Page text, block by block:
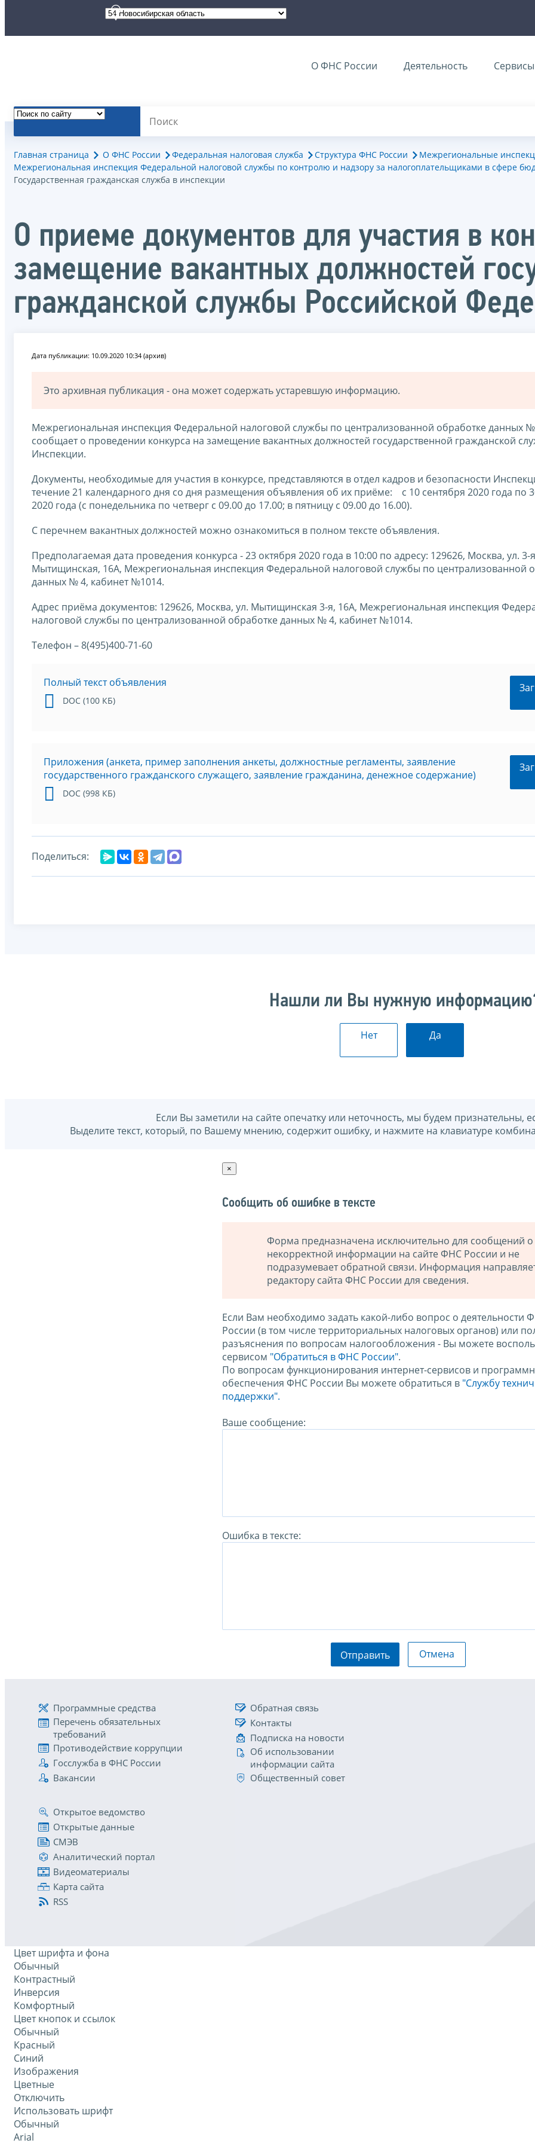
О ФНС России Деятельность Сервисы
Главная страница О ФНС России Федеральная налоговая служба Структура ФНС России
Межрегиональные
Межрегиональная инспекция Федеральной налоговой службы по контролю и надзору за налогоплательщиками в сфере
Государственная гражданская служба в инспекции
О приеме документов для участия в
замещение вакантных должностей
гражданской службы Российской
Дата публикации: 10.09.2020 10:34 (архив)
Это архивная публикация - она может содержать устаревшую информацию.
Межрегиональная инспекция Федеральной налоговой службы по централизованной обработке данных
сообщает о проведении конкурса на замещение вакантных должностей государственной гражданской
Инспекции.
Документы, необходимые для участия в конкурсе, представляются в отдел кадров и безопасности
течение 21 календарного дня со дня размещения объявления об их приёме: с 10 сентября 2020 года по
2020 года (с понедельника по четверг с 09.00 до 17.00; в пятницу с 09.00 до 16.00).
С перечнем вакантных должностей можно ознакомиться в полном тексте объявления.
Предполагаемая дата проведения конкурса - 23 октября 2020 года в 10:00 по адресу: 129626, Москва, ул. 3-я
Мытищинская, 16А, Межрегиональная инспекция Федеральной налоговой службы по централизованной
данных № 4, кабинет №1014.
Адрес приёма документов: 129626, Москва, ул. Мытищинская 3-я, 16А, Межрегиональная инспекция
налоговой службы по централизованной обработке данных № 4, кабинет №1014.
Телефон – 8(495)400-71-60
Полный текст объявления
DOC (100 КБ)
Приложения (анкета, пример заполнения анкеты, должностные регламенты, заявление
государственного гражданского служащего, заявление гражданина, денежное содержание)
DOC (998 КБ)
Поделиться:
Нашли ли Вы нужную
Нет Да
Если Вы заметили на сайте опечатку или неточность, мы будем признательны,
Выделите текст, который, по Вашему мнению, содержит ошибку, и нажмите на клавиатуре
×
Сообщить об ошибке в тексте
Форма предназначена исключительно для сообщений о
некорректной информации на сайте ФНС России и не
подразумевает обратной связи. Информация
редактору сайта ФНС России для сведения.
Если Вам необходимо задать какой-либо вопрос о деятельности
России (в том числе территориальных налоговых органов) или
разъяснения по вопросам налогообложения - Вы можете
сервисом "Обратиться в ФНС России".
По вопросам функционирования интернет-сервисов и
обеспечения ФНС России Вы можете обратиться в "Службу
поддержки".
Ваше сообщение:
Ошибка в тексте:
Отправить Отмена
Программные средства
Перечень обязательных
требований
Противодействие коррупции
Госслужба в ФНС России
Вакансии
Обратная связь
Контакты
Подписка на новости
Об использовании
информации сайта
Общественный совет
Открытое ведомство
Открытые данные
СМЭВ
Аналитический портал
Видеоматериалы
Карта сайта
RSS
Цвет шрифта и фона
Обычный
Контрастный
Инверсия
Комфортный
Цвет кнопок и ссылок
Обычный
Красный
Синий
Изображения
Цветные
Отключить
Использовать шрифт
Обычный
Arial